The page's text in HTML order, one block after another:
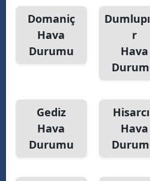
Domaniç
Hava
Durumu
r
Hava
Gediz
Hava
Durumu
Hava